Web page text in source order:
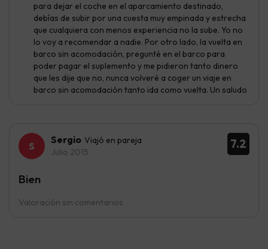
para dejar el coche en el aparcamiento destinado,
debías de subir por una cuesta muy empinada y estrecha
que cualquiera con menos experiencia no la sube. Yo no
lo voy a recomendar a nadie. Por otro lado, la vuelta en
barco sin acomodación, pregunté en el barco para
poder pagar el suplemento y me pidieron tanto dinero
que les dije que no, nunca volveré a coger un viaje en
barco sin acomodación tanto ida como vuelta. Un saludo
7.2
Sergio Viajó en pareja
Julio 2015
Valoración sin comentarios
Bien